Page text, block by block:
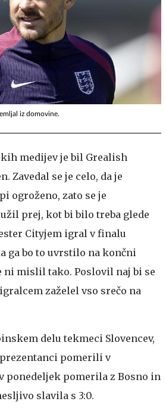
iz domovine.
medijev je bil Grealish
Zavedal se je celo, da je
ogroženo, zato se je
prej, kot bi bilo treba glede
Cityjem igral v finalu
ga bo to uvrstilo na končni
ni mislil tako. Poslovil naj bi se
zaželel vso srečo na
delu tekmeci Slovencev,
pomerili v
ponedeljek pomerila z Bosno in
slavila s 3:0.